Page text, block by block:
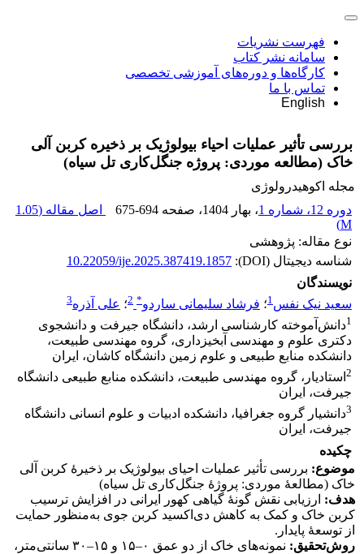
فهرست نشریات
سامانه نشر کتاب
کارگاه‌ها و دوره‌های آموزشی تخصصی
تماس با ما
English
بررسی تأثیر عملیات احیاء بیولوژیک بر ذخیره کربن آلی
خاک (مطالعه موردی: پروژه جنگل‌کاری تل سیاه)
مجله اکوهیدرولوژی
دوره 12، شماره 1
، بهار 1404 ، صفحه 675-694 اصل مقاله (1.05
M
)
نوع مقاله: پژوهشی
شناسه دیجیتال (DOI):
10.22059/ije.2025.387419.1857
نویسندگان
سعید نیک نفس1؛ فرشاد سلیمانی ساردو*
2؛ علی آذره3
1دانش‌آموخته کارشناسی ارشد، دانشگاه جیرفت و دانشجوی
دکتری علوم و مهندسی آبخیزداری، گروه مهندسی طبیعت،
دانشکده منابع طبیعی و علوم زمین دانشگاه کاشان، ایران
2 استادیار، گروه مهندسی طبیعت، دانشکده منابع طبیعی دانشگاه
جیرفت، ایران
3دانشیار گروه جغرافیا، دانشکده ادبیات و علوم انسانی دانشگاه
جیرفت، ایران
چکیده
موضوع: بررسی تأثیر عملیات احیای بیولوژیک بر ذخیرۀ کربن آلی
خاک (مطالعۀ موردی: پروژۀ جنگل‌کاری تل سیاه)
هدف: ارزیابی نقش گونۀ گیاهی کهور ایرانی در افزایش ترسیب
کربن خاک و کمک به کاهش دی‌اکسید کربن جوی به‌منظور حمایت
از توسعۀ پایدار.
روش‌تحقیق:
نمونه‌های خاک از دو عمق ۰–۱۵ و ۱۵–۳۰ سانتی‌متر،